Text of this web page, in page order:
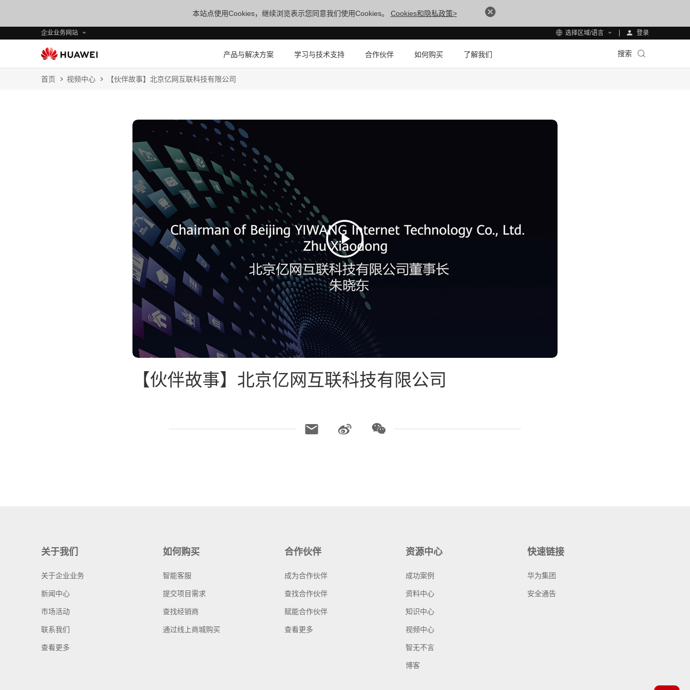
本站点使用Cookies，继续浏览表示您同意我们使用Cookies。 Cookies和隐私政策>
企业业务网站 选择区域/语言 登录
产品与解决方案 学习与技术支持 合作伙伴 如何购买 了解我们 搜索
首页 视频中心 【伙伴故事】北京亿网互联科技有限公司
【伙伴故事】北京亿网互联科技有限公司
关于我们
关于企业业务
新闻中心
市场活动
联系我们
查看更多
如何购买
智能客服
提交项目需求
查找经销商
通过线上商城购买
合作伙伴
成为合作伙伴
查找合作伙伴
赋能合作伙伴
查看更多
资源中心
成功案例
资料中心
知识中心
视频中心
智无不言
博客
快速链接
华为集团
安全通告